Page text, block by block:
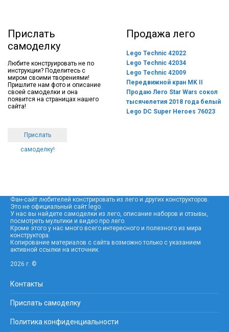
Прислать
самоделку
Любите конструировать не по
инструкции? Поделитесь с
миром своими творениями!
Пришлите нам фото и описание
своей самоделки и она
появится на страницах нашего
сайта!
Прислать
самоделку!
Продажа лего
Lego Technic 42022
Lego Technic 42034
Lego Technic 42009
Передвижной кран MK II
Продаю Лего Star Wars сокол
тысячелетия 2018 года белый
Lego DC Super Heroes 76023
Фан-сайт любителей констрировать из лего и других конструкторов.
Это не официальный сайт lego.
У нас вы найдете самоделки из лего, описание наборов и отзывы,
посмотреть мультики и видео про лего.
Кроме этого у нас много всего интересного и полезного из мира
конструктора.
Копирование материалов с сайта возможно только с указанием
активной ссылки на источник.
2026 г. ©
Контакты
Прислать самоделку
Политика конфиденциальности